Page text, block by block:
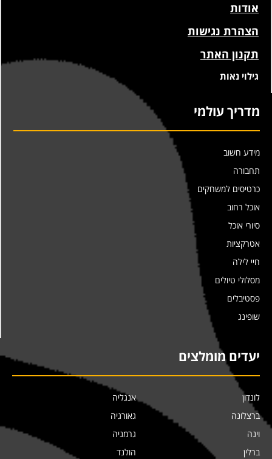
אודות
הצהרת נגישות
תקנון האתר
גילוי נאות
מדריך עולמי
מידע חשוב
תחבורה
כרטיסים למשחקים
אוכל רחוב
סיורי אוכל
אטרקציות
חיי לילה
מסלולי טיולים
פסטיבלים
שופינג
יעדים מומלצים
לונדון
ברצלונה
וינה
ברלין
אנגליה
גאורגיה
גרמניה
הולנד